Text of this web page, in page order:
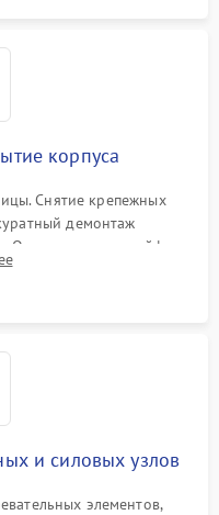
корпуса
Снятие крепежных
демонтаж
Отсоединение шлейфов
платам, катушкам
и силовых узлов
элементов,